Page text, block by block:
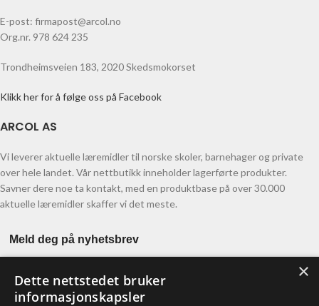
E-post: firmapost@arcol.no
Org.nr. 978 624 235
Trondheimsveien 183, 2020 Skedsmokorset
Klikk her for å følge oss på Facebook
ARCOL AS
Vi leverer aktuelle læremidler til norske skoler, barnehager og private
over hele landet. Vår nettbutikk inneholder lagerførte produkter.
Savner dere noe ta kontakt, med en produktbase på over 30.000
aktuelle læremidler skaffer vi det meste.
Meld deg på nyhetsbrev
×
Dette nettstedet bruker
informasjonskapsler